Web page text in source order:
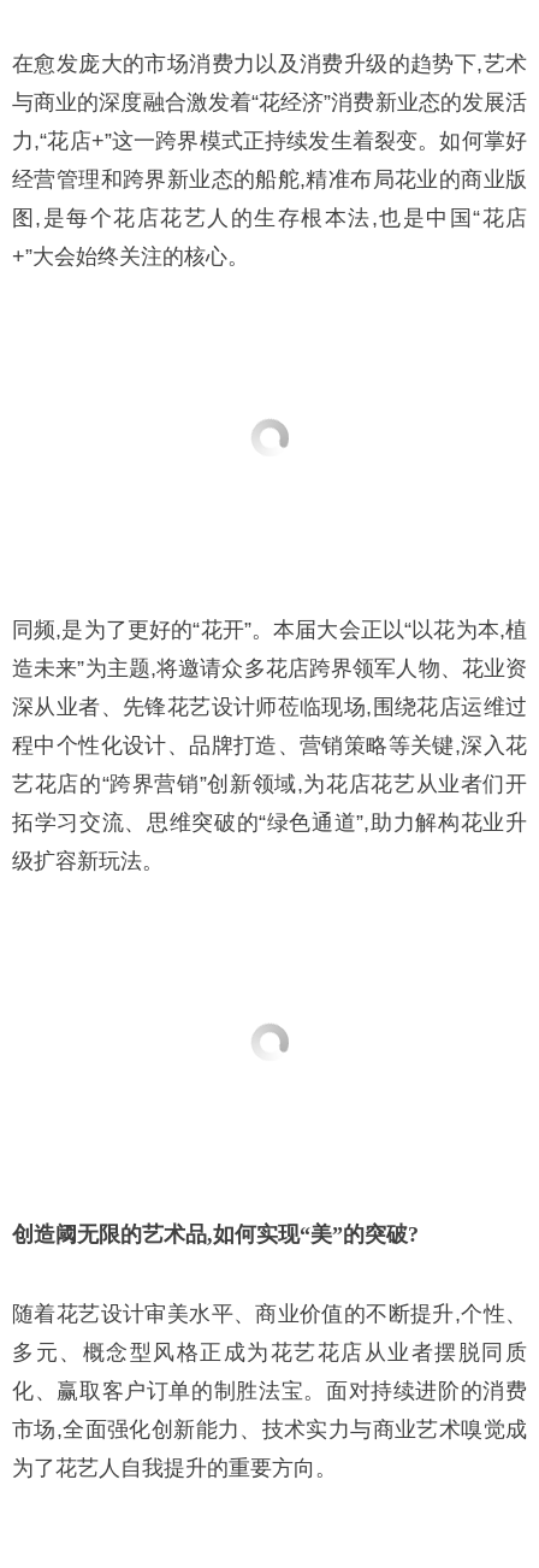
在愈发庞大的市场消费力以及消费升级的趋势下,艺术
与商业的深度融合激发着“花经济”消费新业态的发展活
力,“花店+”这一跨界模式正持续发生着裂变。如何掌好
经营管理和跨界新业态的船舵,精准布局花业的商业版
图,是每个花店花艺人的生存根本法,也是中国“花店
+”大会始终关注的核心。
同频,是为了更好的“花开”。本届大会正以“以花为本,植
造未来”为主题,将邀请众多花店跨界领军人物、花业资
深从业者、先锋花艺设计师莅临现场,围绕花店运维过
程中个性化设计、品牌打造、营销策略等关键,深入花
艺花店的“跨界营销”创新领域,为花店花艺从业者们开
拓学习交流、思维突破的“绿色通道”,助力解构花业升
级扩容新玩法。
创造阈无限的艺术品,如何实现“美”的突破?
随着花艺设计审美水平、商业价值的不断提升,个性、
多元、概念型风格正成为花艺花店从业者摆脱同质
化、赢取客户订单的制胜法宝。面对持续进阶的消费
市场,全面强化创新能力、技术实力与商业艺术嗅觉成
为了花艺人自我提升的重要方向。